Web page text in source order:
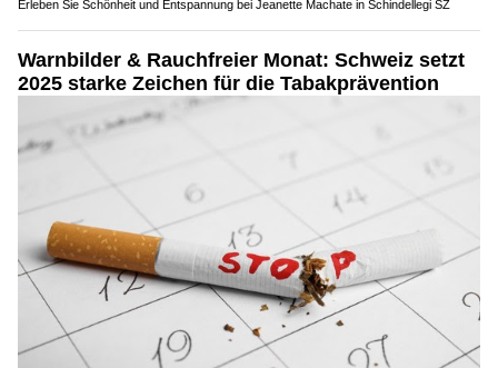
Erleben Sie Schönheit und Entspannung bei Jeanette Machate in Schindellegi SZ
Warnbilder & Rauchfreier Monat: Schweiz setzt
2025 starke Zeichen für die Tabakprävention